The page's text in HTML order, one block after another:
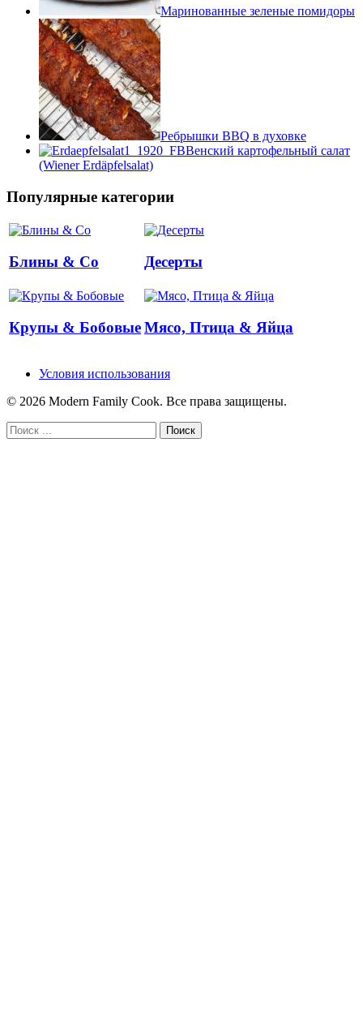
Маринованные зеленые помидоры
Ребрышки BBQ в духовке
Венский картофельный салат
(Wiener Erdäpfelsalat)
Популярные категории
Блины & Co Десерты
Крупы & БобовыеМясо, Птица & Яйца
Условия использования
© 2026 Modern Family Cook. Все права защищены.